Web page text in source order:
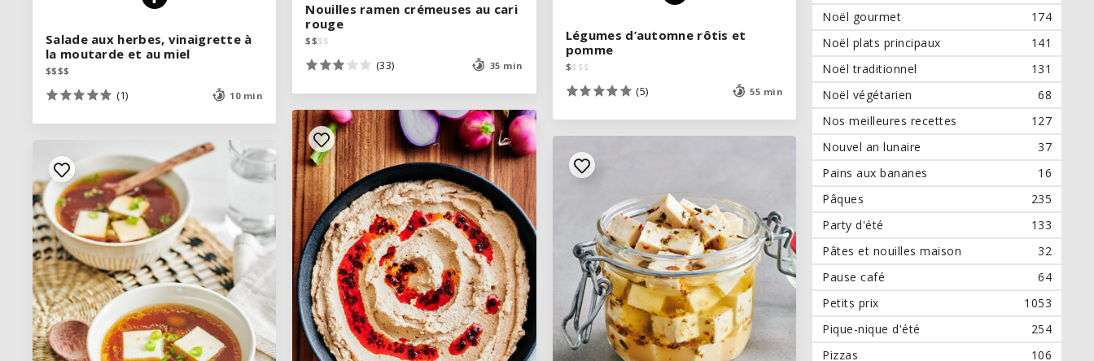
Nouilles ramen crémeuses au cari
rouge
$$$$
(33) 35 min
Nouilles ramen crémeuses au cari
rouge
$$$$
(33) 35 min
VOIR LA RECETTE
Légumes d’automne rôtis et
pomme
$$ $$
(5) 55 min
Légumes d’automne rôtis et
pomme
$$ $$
(5) 55 min
VOIR LA RECETTE
Salade aux herbes, vinaigrette à
la moutarde et au miel
$$$$
(1) 10 min
Salade aux herbes, vinaigrette à
la moutarde et au miel
$$$$
(1) 10 min
VOIR LA RECETTE
Noël gourmet
174
Noël plats principaux
141
Noël traditionnel
131
Noël végétarien
68
Nos meilleures recettes
127
Nouvel an lunaire
37
Pains aux bananes
16
Pâques
235
Party d'été
133
Pâtes et nouilles maison
32
Pause café
64
Petits prix
1053
Pique-nique d'été
254
Pizzas
106